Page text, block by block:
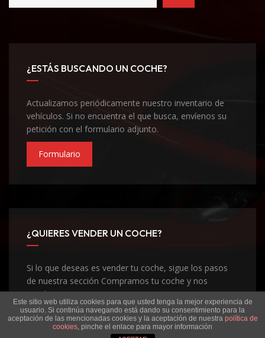
¿ESTÁS BUSCANDO UN COCHE?
Actualizamos periódicamente nuestro inventario de
vehículos. Si no encuentra el que busca, envíenos su
petición con el formulario adjunto.
Formulario
¿QUIERES VENDER UN COCHE?
Si lo que deseas es vender tu coche, sigue los pasos
de nuestra sección Compramos tu coche y nos
pondremos en contacto contigo
Compramos Tu Coche
Este sitio web utiliza cookies para que usted tenga la mejor experiencia de
usuario. Si continúa navegando está dando su consentimiento para la
aceptación de las mencionadas cookies y la aceptación de nuestra política de
cookies, pinche el enlace para mayor información